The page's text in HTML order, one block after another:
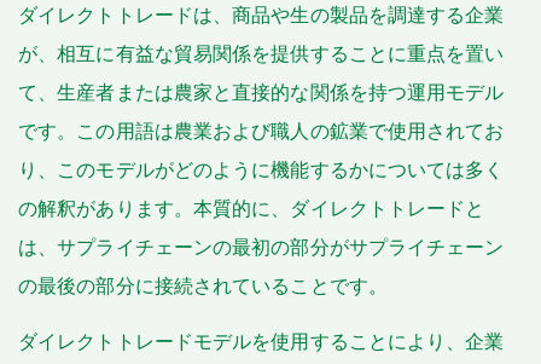
ダイレクトトレードは、商品や生の製品を調達する企業
が、相互に有益な貿易関係を提供することに重点を置い
て、生産者または農家と直接的な関係を持つ運用モデル
です。この用語は農業および職人の鉱業で使用されてお
り、このモデルがどのように機能するかについては多く
の解釈があります。本質的に、ダイレクトトレードと
は、サプライチェーンの最初の部分がサプライチェーン
の最後の部分に接続されていることです。
ダイレクトトレードモデルを使用することにより、企業